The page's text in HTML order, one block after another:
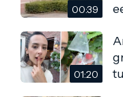
00:39
01:20